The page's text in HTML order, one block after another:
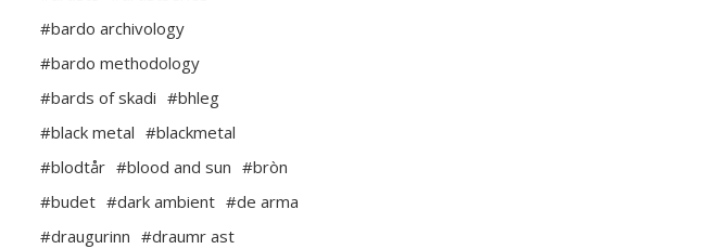
#bardo archivology
#bardo methodology
#bards of skadi #bhleg
#black metal #blackmetal
#blodtår #blood and sun #bròn
#budet #dark ambient #de arma
#draugurinn #draumr ast